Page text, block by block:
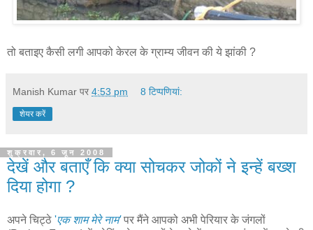
तो बताइए कैसी लगी आपको केरल के ग्राम्य जीवन की ये झांकी ?
Manish Kumar पर 4:53 pm 8 टिप्‍पणियां:
शेयर करें
शुक्रवार, 6 जून 2008
देखें और बताएँ कि क्या सोचकर जोकों ने इन्हें बख्श
दिया होगा ?
अपने चिट्ठे 'एक शाम मेरे नाम' पर मैंने आपको अभी पेरियार के जंगलों